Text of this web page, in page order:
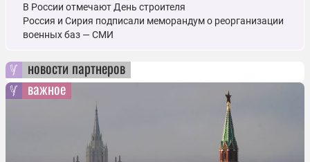
В России отмечают День строителя
Россия и Сирия подписали меморандум о реорганизации
военных баз — СМИ
новости партнеров
важное